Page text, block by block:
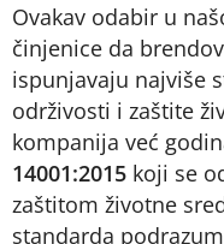
Ovakav odabir u
činjenice da
ispunjavaju najviše
održivosti i zaštite
kompanija već
14001:2015 koji se
zaštitom životne
standarda